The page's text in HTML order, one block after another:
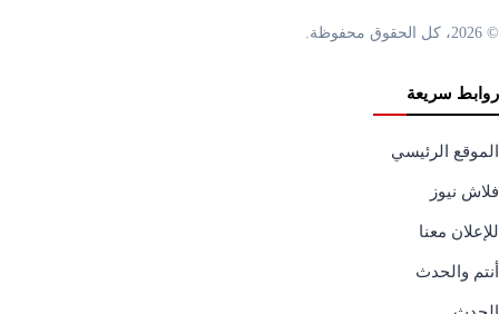
© 2026، كل الحقوق محفوظة.
روابط سريعة
الموقع الرئيسي
فلاش نيوز
للإعلان معنا
أنتم والحدث